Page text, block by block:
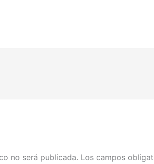
no será publicada. Los campos